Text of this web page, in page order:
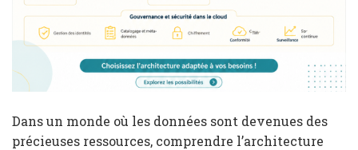
Dans un monde où les données sont devenues des
précieuses ressources, comprendre l’architecture